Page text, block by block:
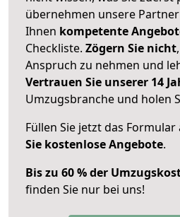
übernehmen unsere
Ihnen kompetente
Checkliste. Zögern Sie nicht
Anspruch zu nehmen und
Vertrauen Sie unserer 14
Umzugsbranche und holen
Füllen Sie jetzt das Formular
Sie kostenlose Angebote.
Bis zu 60 % der
finden Sie nur bei uns!